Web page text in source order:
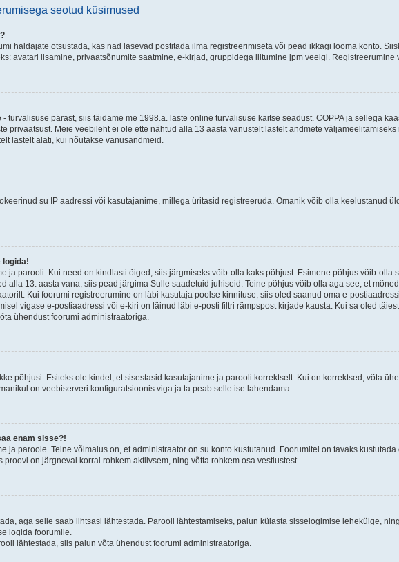
seotud küsimused
haldajate otsustada, kas nad lasevad postitada ilma registreerimiseta või pead ikkagi looma konto.
avatari lisamine, privaatsõnumite saatmine, e-kirjad, gruppidega liitumine jpm veelgi.
turvalisuse pärast, siis täidame me 1998.a. laste online turvalisuse kaitse seadust. COPPA ja sellega
privaatsust. Meie veebileht ei ole ette nähtud alla 13 aasta vanustelt lastelt andmete
lastelt alati, kui nõutakse vanusandmeid.
su IP aadressi või kasutajanime, millega üritasid registreeruda. Omanik võib olla keelustanud
logida!
ja parooli. Kui need on kindlasti õiged, siis järgmiseks võib-olla kaks põhjust. Esimene põhjus võib-olla
alla 13. aasta vana, siis pead järgima Sulle saadetuid juhiseid. Teine põhjus võib olla aga see, et
Kui foorumi registreerumine on läbi kasutaja poolse kinnituse, siis oled saanud oma e-
vigase e-postiaadressi või e-kiri on läinud läbi e-posti filtri rämpspost kirjade kausta. Kui sa oled
ühendust foorumi administraatoriga.
põhjusi. Esiteks ole kindel, et sisestasid kasutajanime ja parooli korrektselt. Kui on korrektsed, võta
on veebiserveri konfiguratsioonis viga ja ta peab selle ise lahendama.
enam sisse?!
ja paroole. Teine võimalus on, et administraator on su konto kustutanud. Foorumitel on tavaks
proovi on järgneval korral rohkem aktiivsem, ning võtta rohkem osa vestlustest.
aga selle saab lihtsasi lähtestada. Parooli lähtestamiseks, palun külasta sisselogimise lehekülge,
logida foorumile.
lähtestada, siis palun võta ühendust foorumi administraatoriga.